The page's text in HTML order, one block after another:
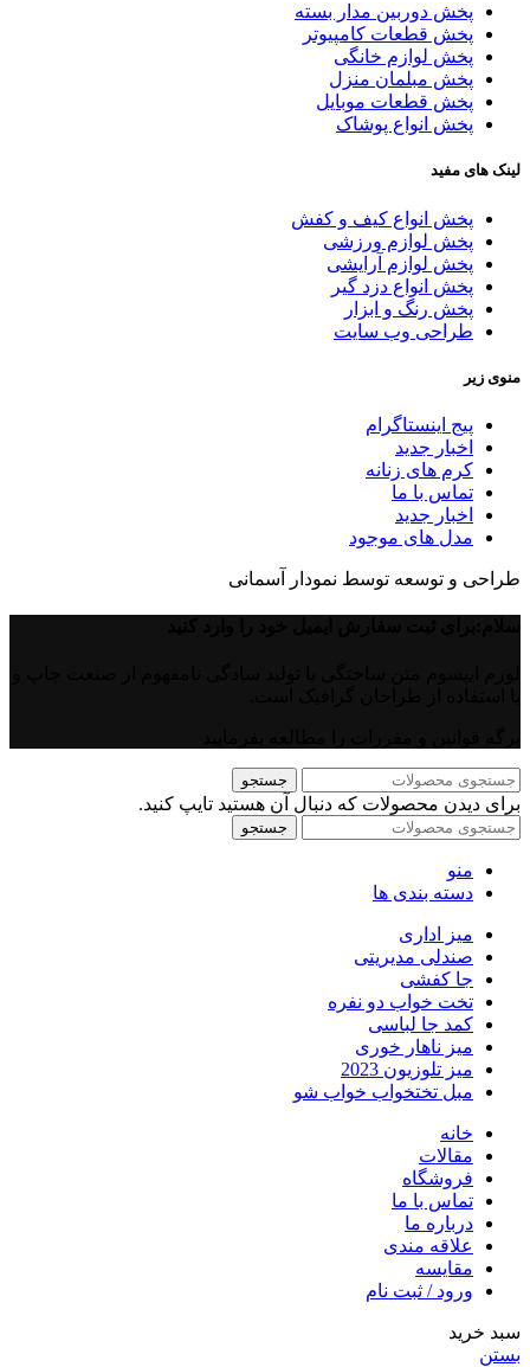
پخش دوربین مدار بسته
پخش قطعات کامپیوتر
پخش لوازم خانگی
پخش مبلمان منزل
پخش قطعات موبایل
پخش انواع پوشاک
لینک های مفید
پخش انواع کیف و کفش
پخش لوازم ورزشی
پخش لوازم آرایشی
پخش انواع دزد گیر
پخش رنگ و ابزار
طراحی وب سایت
منوی زیر
پیج اینستاگرام
اخبار جدید
کرم های زنانه
تماس با ما
اخبار جدید
مدل های موجود
طراحی و توسعه توسط نمودار آسمانی
جستجو
برای دیدن محصولات که دنبال آن هستید تایپ کنید.
جستجو
منو
دسته بندی ها
میز اداری
صندلی مدیریتی
جا کفشی
تخت خواب دو نفره
کمد جا لباسی
میز ناهار خوری
میز تلوزیون 2023
مبل تختخواب خواب شو
خانه
مقالات
فروشگاه
تماس با ما
درباره ما
علاقه مندی
مقایسه
ورود / ثبت نام
سبد خرید
بستن